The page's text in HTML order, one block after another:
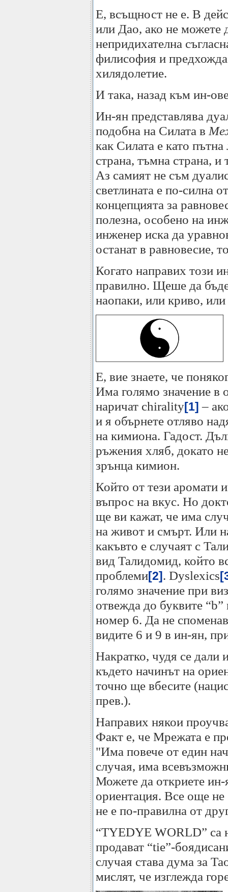
Е, всъщност не е. В
или Дао, ако не можете
непридихателна
филисофия и
хилядолетие.
И така, назад към ин-
Ин-ян представлява
подобна на Силата в
как Силата е като
страна, тъмна страна, и
Аз самият не съм
светлината е по-силна
концепцията за
полезна, особено на
инженер иска да
останат в равновесие,
Когато направих този
правилно. Щеше да
наопаки, или криво,
Е, вие знаете, че
Има голямо значение в
наричат chirality[1] –
и я обърнете отляво
на кимиона. Гадост.
ръжения хляб, докато
зрънца кимион.
Който от тези аромати
въпрос на вкус. Но
ще ви кажат, че има
на живот и смърт. Или
какъвто е случаят с
вид Талидомид, който
проблеми[2]. Dyslexics
голямо значение при
отвежда до буквите
номер 6. Да не
видите 6 и 9 в ин-ян,
Накратко, чудя се дали
където начинът на
точно ще вбесите
прев.).
Направих някои
Факт е, че Мрежата е
"Има повече от един
случая, има
Можете да откриете
ориентация. Все още
не е по-правилна от
“TYEDYE WORLD” са
продават “tie”-
случая става дума за
мислят, че изглежда